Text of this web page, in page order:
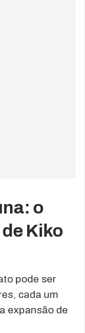
o
Kiko
pode ser
cada um
expansão de